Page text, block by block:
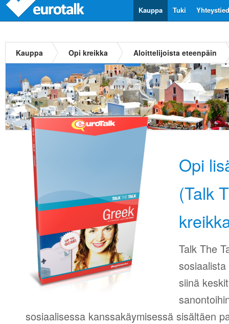
Tuki
Kauppa
Kauppa Opi kreikka Aloittelijoista eteenpäin
Opi
(Talk
Talk The
siinä
sosiaalisessa kanssakäymisessä sisältäen